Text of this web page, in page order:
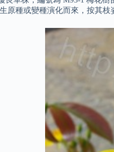
原種或變種演化而來，按其枝